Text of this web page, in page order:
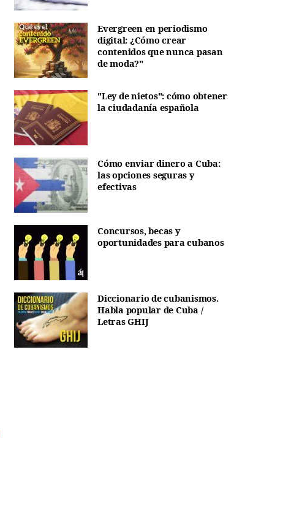
Evergreen en periodismo
digital: ¿Cómo crear
contenidos que nunca pasan
de moda?"
"Ley de nietos": cómo obtener
la ciudadanía española
Cómo enviar dinero a Cuba:
las opciones seguras y
efectivas
Concursos, becas y
oportunidades para cubanos
Diccionario de cubanismos.
Habla popular de Cuba /
Letras GHIJ